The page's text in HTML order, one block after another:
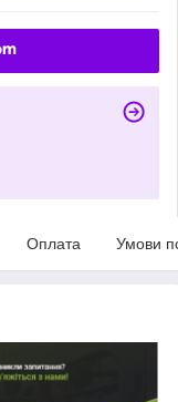
Оплата Умови